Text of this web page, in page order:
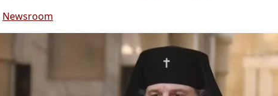
Newsroom